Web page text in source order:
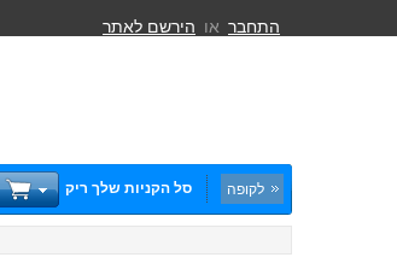
התחבר או הירשם לאתר
סל הקניות שלך ריק לקופה